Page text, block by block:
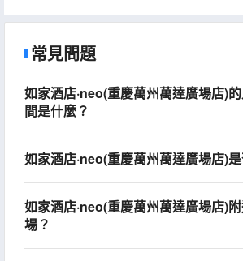
常見問題
如家酒店·neo(重慶萬州萬達廣場店)
間是什麼？
如家酒店·neo(重慶萬州萬達廣場店)
如家酒店·neo(重慶萬州萬達廣場店)
場？